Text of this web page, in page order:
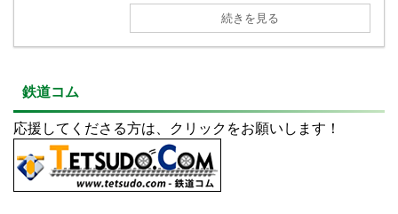
続きを見る
鉄道コム
応援してくださる方は、クリックをお願いします！